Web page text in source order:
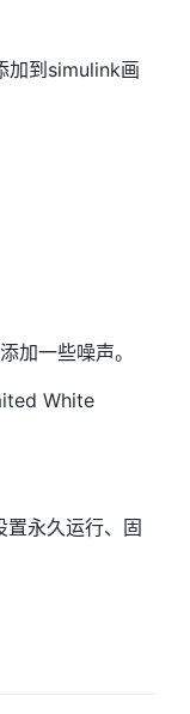
加到simulink画
加一些噪声。
White
置永久运行、固